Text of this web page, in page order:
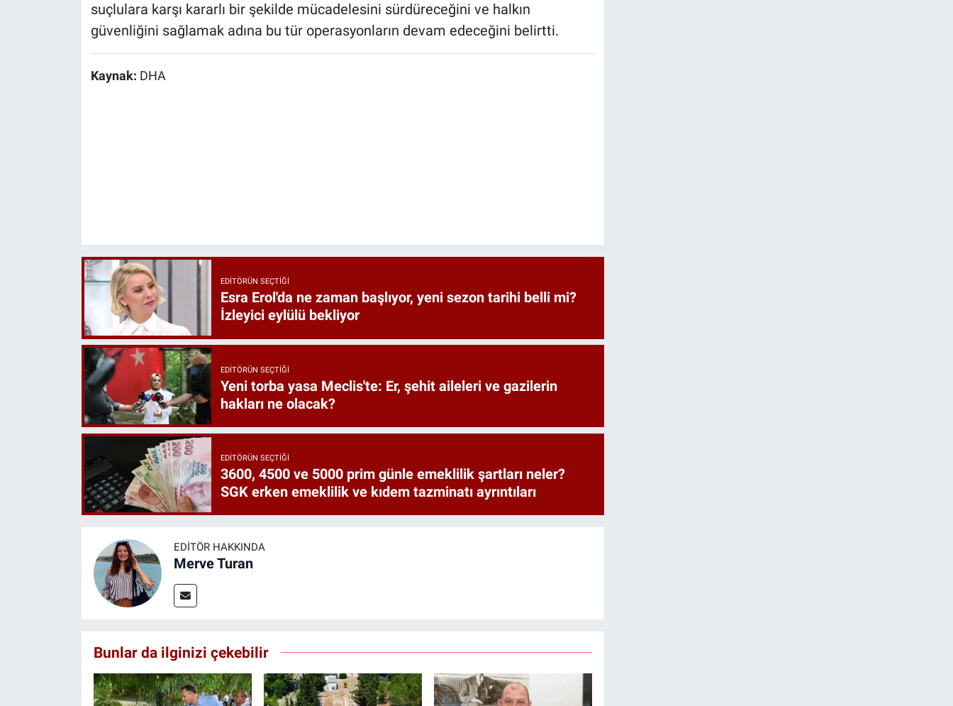
suçlulara karşı kararlı bir şekilde mücadelesini sürdüreceğini ve halkın
güvenliğini sağlamak adına bu tür operasyonların devam edeceğini belirtti.
Kaynak: DHA
EDITÖRÜN SEÇTIĞI
Esra Erol'da ne zaman başlıyor, yeni sezon tarihi belli mi?
İzleyici eylülü bekliyor
EDITÖRÜN SEÇTIĞI
Yeni torba yasa Meclis'te: Er, şehit aileleri ve gazilerin
hakları ne olacak?
EDITÖRÜN SEÇTIĞI
3600, 4500 ve 5000 prim günle emeklilik şartları neler?
SGK erken emeklilik ve kıdem tazminatı ayrıntıları
EDITÖR HAKKINDA
Merve Turan
Bunlar da ilginizi çekebilir